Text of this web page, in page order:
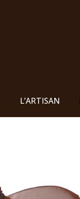
L’ARTISAN